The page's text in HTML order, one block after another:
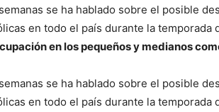
se ha hablado sobre el posible
en todo el país durante la temporada
en los pequeños y medianos
se ha hablado sobre el posible
en todo el país durante la temporada